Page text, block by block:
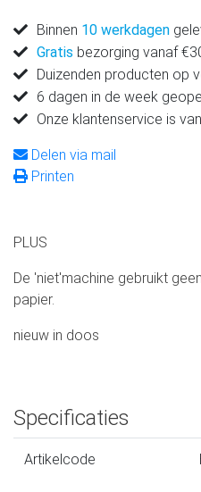
Binnen 10 werkdagen
Gratis bezorging vanaf
Duizenden producten op
6 dagen in de week
Onze klantenservice is
Delen via mail
Printen
PLUS
De 'niet'machine gebruikt
papier.
nieuw in doos
Specificaties
Artikelcode